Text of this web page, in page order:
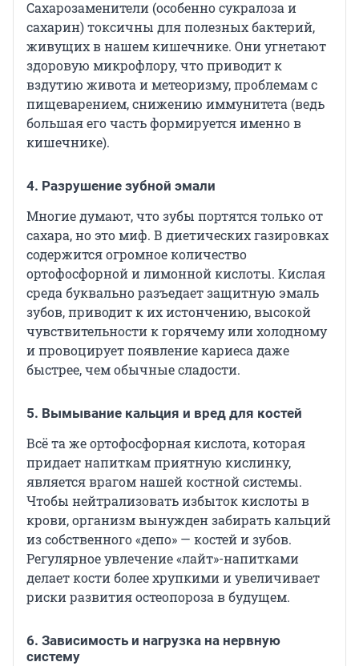
Сахарозаменители (особенно сукралоза и
сахарин) токсичны для полезных бактерий,
живущих в нашем кишечнике. Они угнетают
здоровую микрофлору, что приводит к
вздутию живота и метеоризму, проблемам с
пищеварением, снижению иммунитета (ведь
большая его часть формируется именно в
кишечнике).
4. Разрушение зубной эмали
Многие думают, что зубы портятся только от
сахара, но это миф. В диетических газировках
содержится огромное количество
ортофосфорной и лимонной кислоты. Кислая
среда буквально разъедает защитную эмаль
зубов, приводит к их истончению, высокой
чувствительности к горячему или холодному
и провоцирует появление кариеса даже
быстрее, чем обычные сладости.
5. Вымывание кальция и вред для костей
Всё та же ортофосфорная кислота, которая
придает напиткам приятную кислинку,
является врагом нашей костной системы.
Чтобы нейтрализовать избыток кислоты в
крови, организм вынужден забирать кальций
из собственного «депо» — костей и зубов.
Регулярное увлечение «лайт»-напитками
делает кости более хрупкими и увеличивает
риски развития остеопороза в будущем.
6. Зависимость и нагрузка на нервную
систему